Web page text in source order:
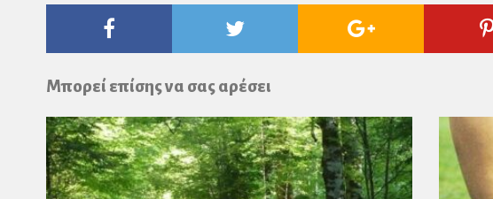
Twitter
Google
Μπορεί επίσης να σας αρέσει